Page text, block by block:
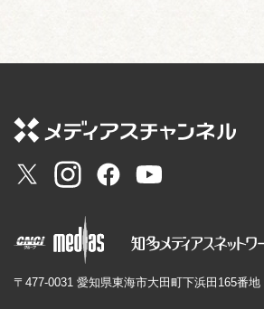
〒477-0031 愛知県東海市大田町下浜田165番地